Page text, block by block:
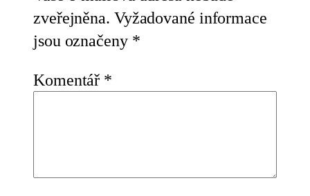
zveřejněna. Vyžadované informace
jsou označeny *
Komentář *